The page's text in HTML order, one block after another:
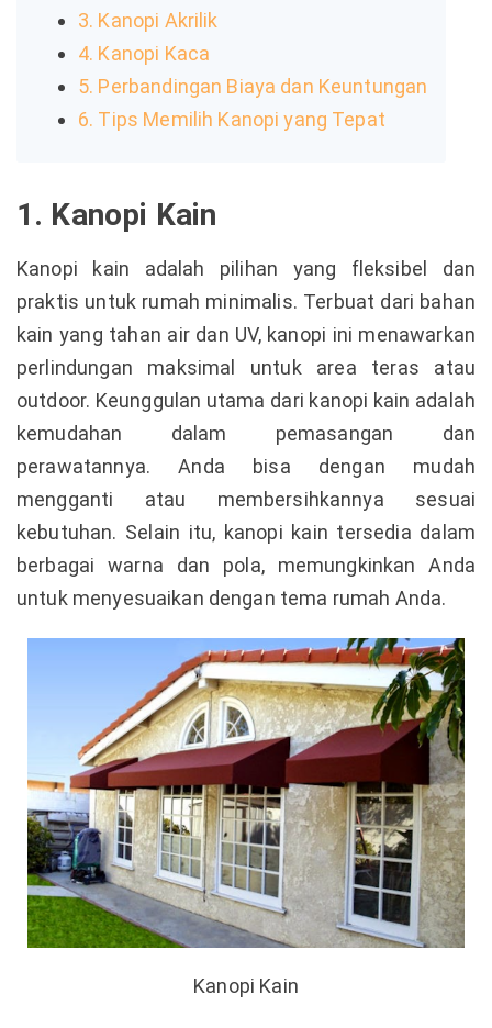
3. Kanopi Akrilik
4. Kanopi Kaca
5. Perbandingan Biaya dan Keuntungan
6. Tips Memilih Kanopi yang Tepat
1. Kanopi Kain
Kanopi kain adalah pilihan yang fleksibel dan
praktis untuk rumah minimalis. Terbuat dari bahan
kain yang tahan air dan UV, kanopi ini menawarkan
perlindungan maksimal untuk area teras atau
outdoor. Keunggulan utama dari kanopi kain adalah
kemudahan dalam pemasangan dan
perawatannya. Anda bisa dengan mudah
mengganti atau membersihkannya sesuai
kebutuhan. Selain itu, kanopi kain tersedia dalam
berbagai warna dan pola, memungkinkan Anda
untuk menyesuaikan dengan tema rumah Anda.
Kanopi Kain